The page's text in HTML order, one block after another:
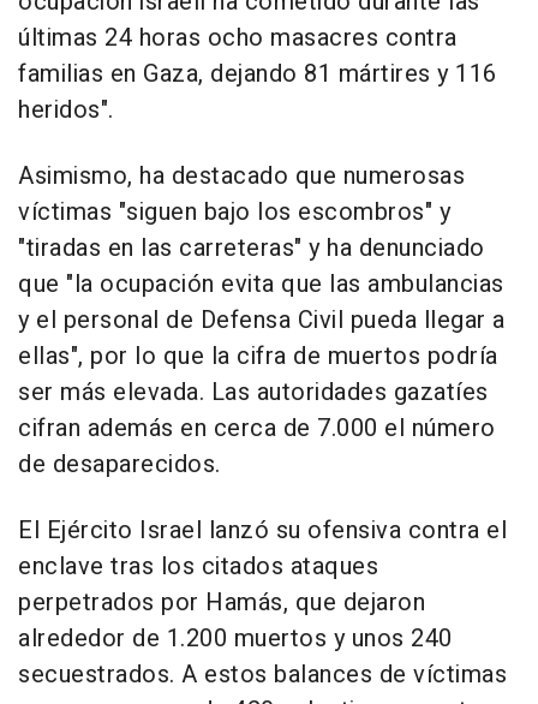
últimas 24 horas ocho masacres contra
familias en Gaza, dejando 81 mártires y 116
heridos".
Asimismo, ha destacado que numerosas
víctimas "siguen bajo los escombros" y
"tiradas en las carreteras" y ha denunciado
que "la ocupación evita que las ambulancias
y el personal de Defensa Civil pueda llegar a
ellas", por lo que la cifra de muertos podría
ser más elevada. Las autoridades gazatíes
cifran además en cerca de 7.000 el número
de desaparecidos.
El Ejército Israel lanzó su ofensiva contra el
enclave tras los citados ataques
perpetrados por Hamás, que dejaron
alrededor de 1.200 muertos y unos 240
secuestrados. A estos balances de víctimas